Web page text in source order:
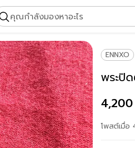
คุณกำลังมองหาอะไร
ENNXO
พระปิ
โพสต์เมื่อ